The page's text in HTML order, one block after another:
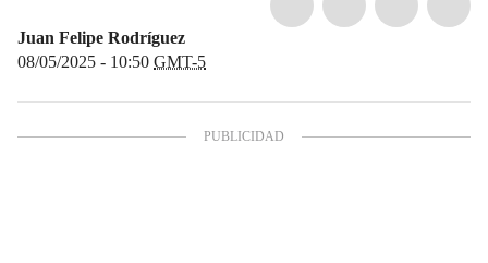
Juan Felipe Rodríguez
08/05/2025 - 10:50 GMT-5